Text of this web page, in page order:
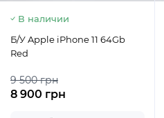
В наличии
Б/У Apple iPhone 11 64Gb
Red
9 500 грн
8 900 грн